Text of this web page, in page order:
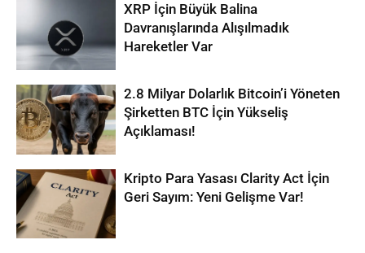
XRP İçin Büyük Balina
Davranışlarında Alışılmadık
Hareketler Var
2.8 Milyar Dolarlık Bitcoin’i Yöneten
Şirketten BTC İçin Yükseliş
Açıklaması!
Kripto Para Yasası Clarity Act İçin
Geri Sayım: Yeni Gelişme Var!